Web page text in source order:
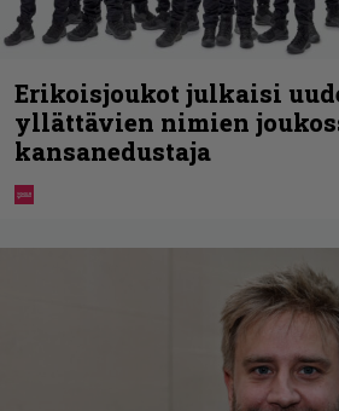
Erikoisjoukot julkaisi
yllättävien nimien
kansanedustaja